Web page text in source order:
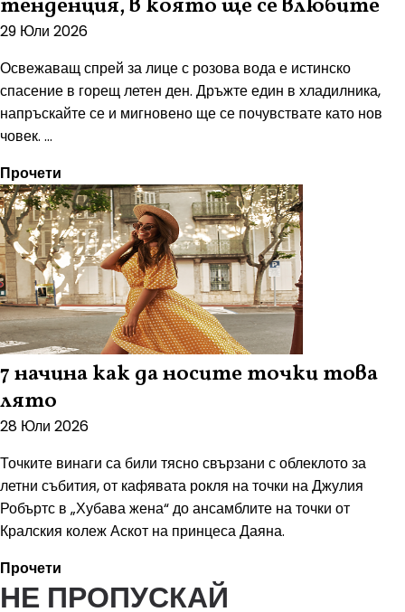
тенденция, в която ще се влюбите
29 Юли 2026
Освежаващ спрей за лице с розова вода е истинско
спасение в горещ летен ден. Дръжте един в хладилника,
напръскайте се и мигновено ще се почувствате като нов
човек. ...
Прочети
7 начина как да носите точки това
лято
28 Юли 2026
Точките винаги са били тясно свързани с облеклото за
летни събития, от кафявата рокля на точки на Джулия
Робъртс в „Хубава жена“ до ансамблите на точки от
Кралския колеж Аскот на принцеса Даяна.
Прочети
НЕ ПРОПУСКАЙ